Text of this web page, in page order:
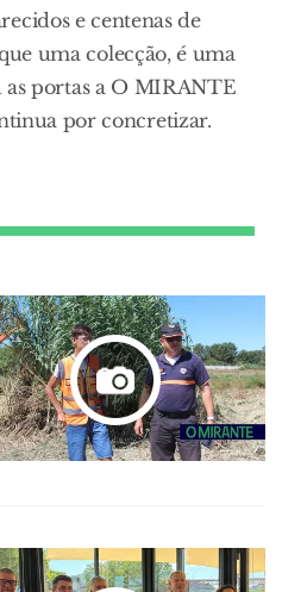
e centenas de
uma colecção, é uma
portas a O MIRANTE
por concretizar.